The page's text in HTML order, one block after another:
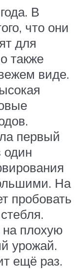
В
что они
для
также
виде.
первый
один
На
пробовать
плохую
урожай.
ещё раз.